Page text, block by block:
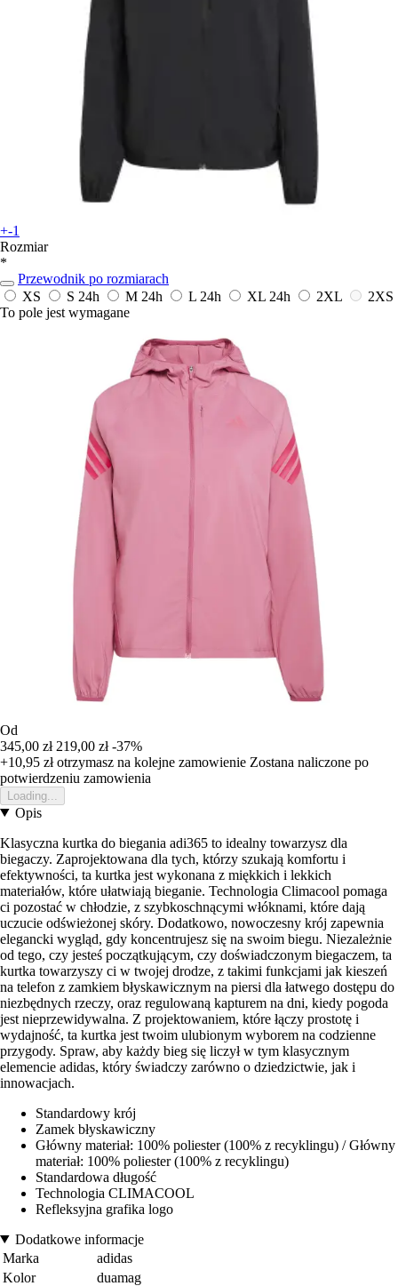
+-1
Rozmiar
*
Przewodnik po rozmiarach
XS
S 24h M 24h L 24h XL 24h 2XL
2XS
To pole jest wymagane
Od
345,00 zł 219,00 zł -37%
+10,95 złotrzymasz na kolejne zamowienie Zostana naliczone po
potwierdzeniu zamowienia
Loading...
Opis
Klasyczna kurtka do biegania adi365 to idealny towarzysz dla
biegaczy. Zaprojektowana dla tych, którzy szukają komfortu i
efektywności, ta kurtka jest wykonana z miękkich i lekkich
materiałów, które ułatwiają bieganie. Technologia Climacool pomaga
ci pozostać w chłodzie, z szybkoschnącymi włóknami, które dają
uczucie odświeżonej skóry. Dodatkowo, nowoczesny krój zapewnia
elegancki wygląd, gdy koncentrujesz się na swoim biegu. Niezależnie
od tego, czy jesteś początkującym, czy doświadczonym biegaczem, ta
kurtka towarzyszy ci w twojej drodze, z takimi funkcjami jak kieszeń
na telefon z zamkiem błyskawicznym na piersi dla łatwego dostępu do
niezbędnych rzeczy, oraz regulowaną kapturem na dni, kiedy pogoda
jest nieprzewidywalna. Z projektowaniem, które łączy prostotę i
wydajność, ta kurtka jest twoim ulubionym wyborem na codzienne
przygody. Spraw, aby każdy bieg się liczył w tym klasycznym
elemencie adidas, który świadczy zarówno o dziedzictwie, jak i
innowacjach.
Standardowy krój
Zamek błyskawiczny
Główny materiał: 100% poliester (100% z recyklingu) / Główny
materiał: 100% poliester (100% z recyklingu)
Standardowa długość
Technologia CLIMACOOL
Refleksyjna grafika logo
Dodatkowe informacje
Marka
adidas
Kolor
duamag